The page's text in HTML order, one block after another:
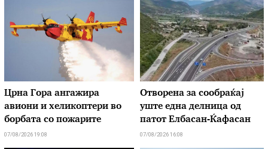
Црна Гора ангажира
авиони и хеликоптери во
борбата со пожарите
07/08/2026 19:08
Отворена за сообраќај
уште една делница од
патот Елбасан-Ќафасан
07/08/2026 16:08